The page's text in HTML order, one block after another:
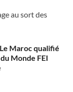
au sort des
Maroc qualifié
Monde FEI